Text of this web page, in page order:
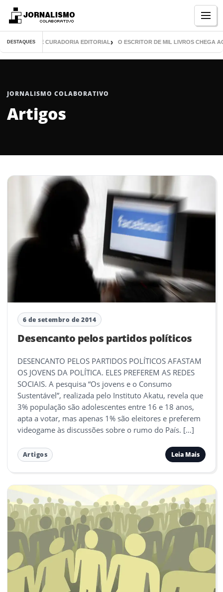
DESTAQUES
VISUAL E CURADORIA EDITORIAL O ESCRITOR DE MIL LIVROS CHEGA AOS
JORNALISMO COLABORATIVO
Artigos
6 de setembro de 2014
Desencanto pelos partidos políticos
DESENCANTO PELOS PARTIDOS POLÍTICOS AFASTAM
OS JOVENS DA POLÍTICA. ELES PREFEREM AS REDES
SOCIAIS. A pesquisa “Os jovens e o Consumo
Sustentável”, realizada pelo Instituto Akatu, revela que
3% população são adolescentes entre 16 e 18 anos,
apta a votar, mas apenas 1% são eleitores e preferem
videogame às discussões sobre o rumo do País. […]
Artigos Leia Mais